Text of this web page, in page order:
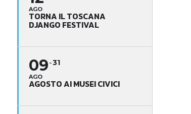
AGO
TORNA IL TOSCANA
DJANGO FESTIVAL
09
AGO
31
AGOSTO AI MUSEI CIVICI